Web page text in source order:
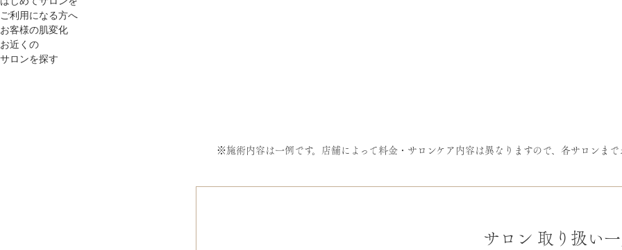
ご利用になる方へ
お客様の肌変化
お近くの
サロンを探す
※施術内容は一例です。店舗によって料金・サロンケア内容は異なりますので、各サロンまで
サロン 取り扱い